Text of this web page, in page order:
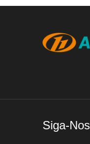
Siga-Nos